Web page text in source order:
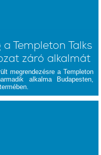
Templeton Talks
záró alkalmát
megrendezésre a Templeton
alkalma Budapesten,